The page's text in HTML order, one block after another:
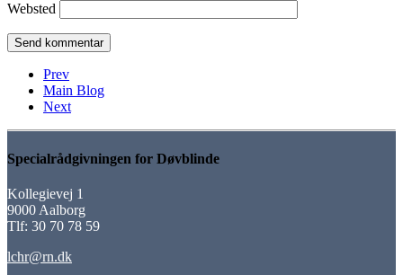
Websted
Prev
Main Blog
Next
Specialrådgivningen for Døvblinde
Kollegievej 1
9000 Aalborg
Tlf: 30 70 78 59
lchr@rn.dk